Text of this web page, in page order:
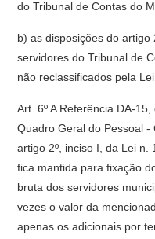
do Tribunal de Contas do
b) as disposições do artigo
servidores do Tribunal de
não reclassificados pela
Art. 6º A Referência DA-
Quadro Geral do Pessoal
artigo 2º, inciso I, da Lei n.
fica mantida para fixação
bruta dos servidores
vezes o valor da
apenas os adicionais por